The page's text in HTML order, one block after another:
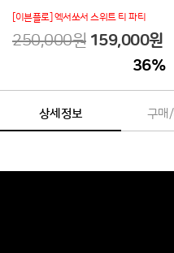
[이븐플로] 엑서쏘서 스위트 티 파티
250,000원 159,000원
36%
상세정보 구매